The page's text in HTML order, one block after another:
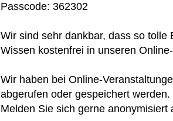
Passcode: 362302
Wir sind sehr dankbar, dass so
Wissen kostenfrei in unseren
Wir haben bei Online-
abgerufen oder gespeichert werden.
Melden Sie sich gerne anonymisiert